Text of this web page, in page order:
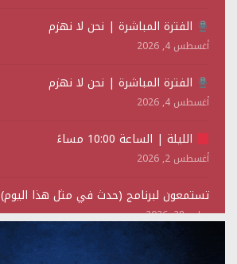
الفترة المباشرة | نحن لا نهزم
أغسطس 4, 2026
الفترة المباشرة | نحن لا نهزم
أغسطس 4, 2026
الليلة | الساعة 10:00 مساءً
أغسطس 2, 2026
تستمعون لبرنامج (حدث في مثل هذا اليوم)
يوليو 28, 2026
(نحن لا نهزم) بث مباشر